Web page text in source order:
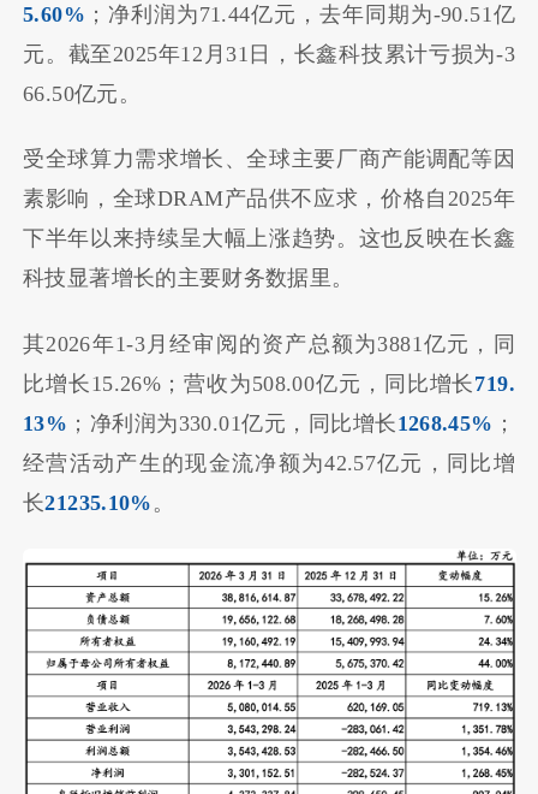
5.60% ；净利润为71.44亿元，去年同期为-90.51亿
元。截至2025年12月31日，长鑫科技累计亏损为-3
66.50亿元。
受全球算力需求增长、全球主要厂商产能调配等因
素影响，全球DRAM产品供不应求，价格自2025年
下半年以来持续呈大幅上涨趋势。这也反映在长鑫
科技显著增长的主要财务数据里。
其2026年1-3月经审阅的资产总额为3881亿元，同
比增长15.26%；营收为508.00亿元，同比增长719.
13% ；净利润为330.01亿元，同比增长1268.45% ；
经营活动产生的现金流净额为42.57亿元，同比增
长21235.10% 。